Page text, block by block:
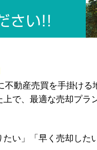
動産売買を手掛け
で、最適な売却プラ
い」「早く売却した